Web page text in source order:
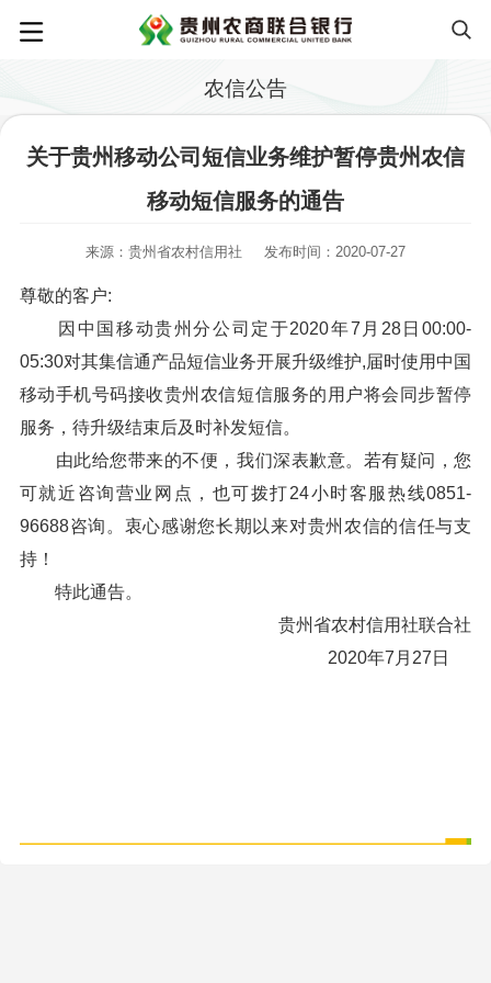
农信公告
关于贵州移动公司短信业务维护暂停贵州农信
移动短信服务的通告
来源：贵州省农村信用社 发布时间：2020-07-27
尊敬的客户:
因中国移动贵州分公司定于2020年7月28日00:00-
05:30对其集信通产品短信业务开展升级维护,届时使用中国
移动手机号码接收贵州农信短信服务的用户将会同步暂停
服务，待升级结束后及时补发短信。
由此给您带来的不便，我们深表歉意。若有疑问，您
可就近咨询营业网点，也可拨打24小时客服热线0851-
96688咨询。衷心感谢您长期以来对贵州农信的信任与支
持！
特此通告。
贵州省农村信用社联合社
2020年7月27日